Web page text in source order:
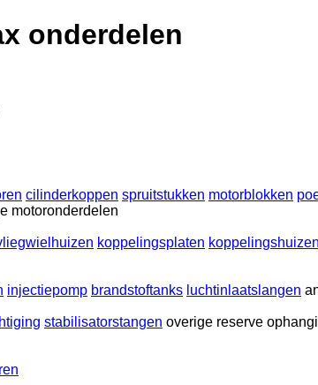
onderdelen
cilinderkoppen spruitstukken motorblokken
motoronderdelen
koppelingsplaten koppelingshuizen
injectiepomp brandstoftanks luchtinlaatslangen
stabilisatorstangen overige reserve